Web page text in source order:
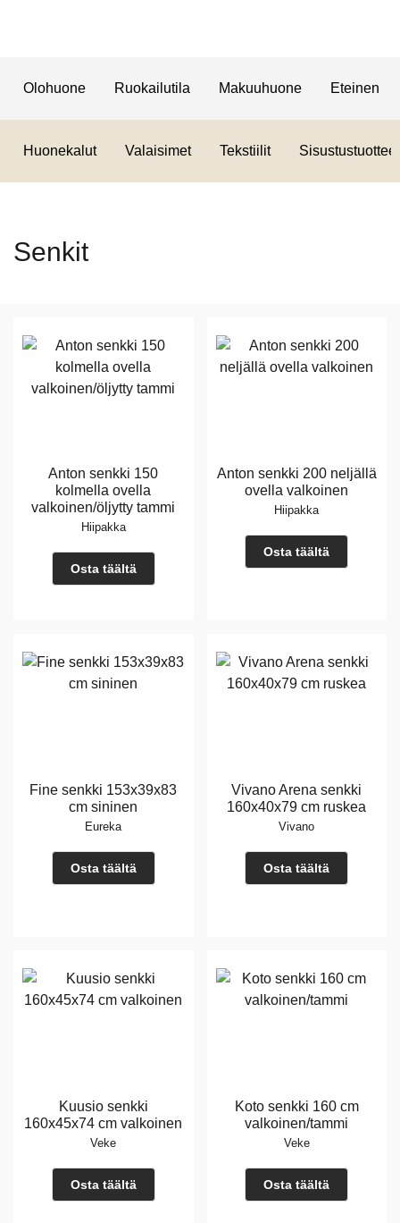
Olohuone Ruokailutila Makuuhuone Eteinen
Huonekalut Valaisimet Tekstiilit Sisustustuotteet
Senkit
Anton senkki 150
kolmella ovella
valkoinen/öljytty tammi
Hiipakka
Osta täältä
Anton senkki 200 neljällä
ovella valkoinen
Hiipakka
Osta täältä
Fine senkki 153x39x83
cm sininen
Eureka
Osta täältä
Vivano Arena senkki
160x40x79 cm ruskea
Vivano
Osta täältä
Kuusio senkki
160x45x74 cm valkoinen
Veke
Osta täältä
Koto senkki 160 cm
valkoinen/tammi
Veke
Osta täältä